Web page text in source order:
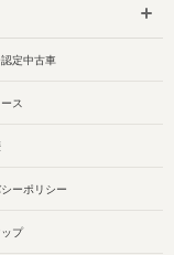
定中古車
ス
ーポリシー
プ